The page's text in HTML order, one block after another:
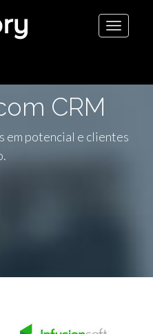
Toggle
CRM
em potencial e clientes